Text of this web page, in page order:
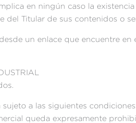
en ningún caso la
del Titular de sus contenidos o
un enlace que encuentre
sujeto a las siguientes
queda expresamente